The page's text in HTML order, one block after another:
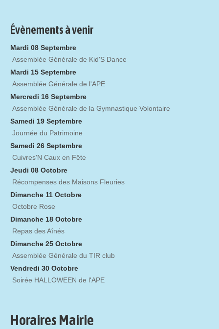
Évènements à venir
Mardi 08 Septembre
Assemblée Générale de Kid'S Dance
Mardi 15 Septembre
Assemblée Générale de l'APE
Mercredi 16 Septembre
Assemblée Générale de la Gymnastique Volontaire
Samedi 19 Septembre
Journée du Patrimoine
Samedi 26 Septembre
Cuivres'N Caux en Fête
Jeudi 08 Octobre
Récompenses des Maisons Fleuries
Dimanche 11 Octobre
Octobre Rose
Dimanche 18 Octobre
Repas des Aînés
Dimanche 25 Octobre
Assemblée Générale du TIR club
Vendredi 30 Octobre
Soirée HALLOWEEN de l'APE
Horaires Mairie